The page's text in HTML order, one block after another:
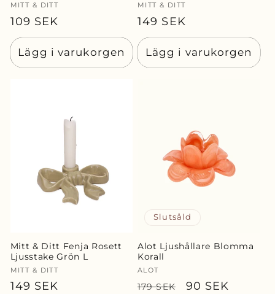
Säljare:
MITT & DITT
Ordinarie
pris
109 SEK
Lägg i varukorgen
Säljare:
MITT & DITT
Ordinarie
pris
149 SEK
Lägg i varukorgen
Mitt & Ditt Fenja Rosett
Ljusstake Grön L
Säljare:
MITT & DITT
Ordinarie
149 SEK
Slutsåld
Alot Ljushållare Blomma
Korall
Säljare:
ALOT
Ordinarie
179 SEK 90 SEK